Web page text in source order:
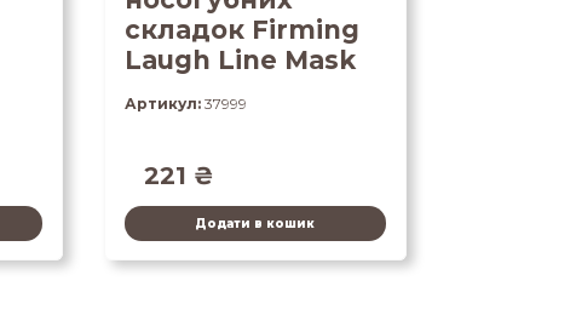
складок Firming
Laugh Line Mask
Артикул:37999
221 ₴
Додати в кошик